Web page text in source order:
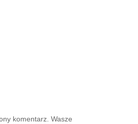
komentarz. Wasze